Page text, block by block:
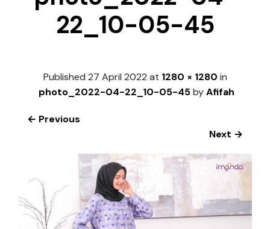
22_10-05-45
Published 27 April 2022 at 1280 × 1280 in
photo_2022-04-22_10-05-45byAfifah
← Previous
Next →